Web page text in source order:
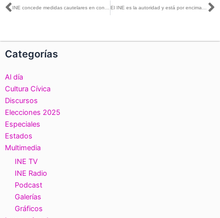
Ant INE concede medidas cautelares en contra de un usuario de Instagram, por ejercer violencia política en razón de género a una candidata a diputada federal El INE es la autoridad y está por encima de los actores políticos: Lorenzo Córdova
Categorías
Al día
Cultura Cívica
Discursos
Elecciones 2025
Especiales
Estados
Multimedia
INE TV
INE Radio
Podcast
Galerías
Gráficos